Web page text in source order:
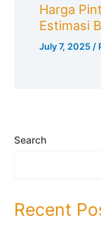
Harga
Estimasi
July 7, 2025/
Search
Recent